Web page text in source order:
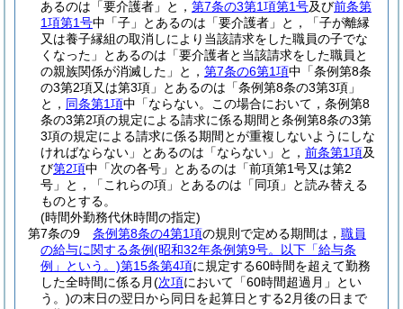
あるのは「要介護者」と， 第7条の3第1項第1号及び前条第
1項第1号中「子」とあるのは「要介護者」と，「子が離縁
又は養子縁組の取消しにより当該請求をした職員の子でな
くなった」とあるのは「要介護者と当該請求をした職員と
の親族関係が消滅した」と， 第7条の6第1項中「条例第8条
の3第2項又は第3項」とあるのは「条例第8条の3第3項」
と， 同条第1項中「ならない。この場合において，条例第8
条の3第2項の規定による請求に係る期間と条例第8条の3第
3項の規定による請求に係る期間とが重複しないようにしな
ければならない」とあるのは「ならない」と， 前条第1項及
び第2項中「次の各号」とあるのは「前項第1号又は第2
号」と，「これらの項」とあるのは「同項」と読み替える
ものとする。
(時間外勤務代休時間の指定)
第7条の9
条例第8条の4第1項の規則で定める期間は， 職員
の給与に関する条例(昭和32年条例第9号。以下「給与条
例」という。)第15条第4項に規定する60時間を超えて勤務
した全時間に係る月(次項において「60時間超過月」とい
う。)の末日の翌日から同日を起算日とする2月後の日まで